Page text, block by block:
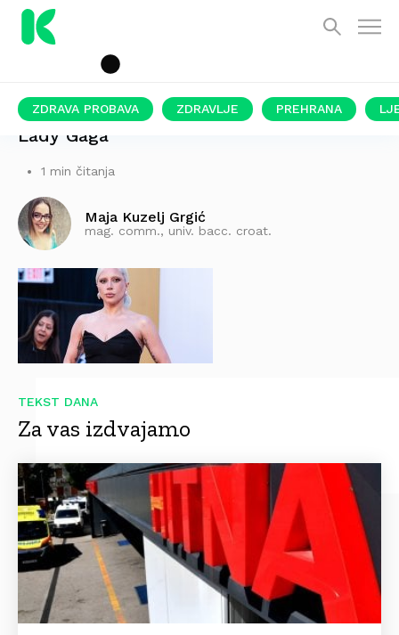
ZDRAVA PROBAVA ZDRAVLJE PREHRANA
Lady Gaga
1 min čitanja
Maja Kuzelj Grgić
mag. comm., univ. bacc. croat.
TEKST DANA
Za vas izdvajamo